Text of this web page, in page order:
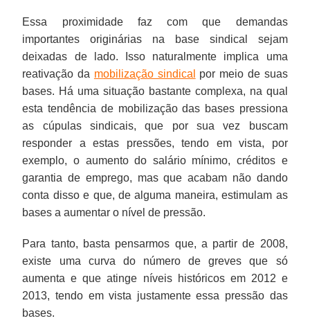
Essa proximidade faz com que demandas
importantes originárias na base sindical sejam
deixadas de lado. Isso naturalmente implica uma
reativação da mobilização sindical
por meio de suas
bases. Há uma situação bastante complexa, na qual
esta tendência de mobilização das bases pressiona
as cúpulas sindicais, que por sua vez buscam
responder a estas pressões, tendo em vista, por
exemplo, o aumento do salário mínimo, créditos e
garantia de emprego, mas que acabam não dando
conta disso e que, de alguma maneira, estimulam as
bases a aumentar o nível de pressão.
Para tanto, basta pensarmos que, a partir de 2008,
existe uma curva do número de greves que só
aumenta e que atinge níveis históricos em 2012 e
2013, tendo em vista justamente essa pressão das
bases.